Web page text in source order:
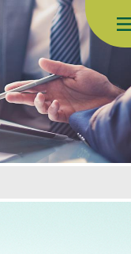
容（按回車鍵）